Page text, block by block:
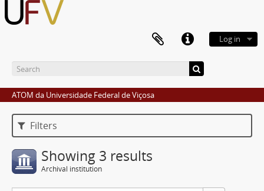
Log in
ATOM da Universidade Federal de Viçosa
Filters
Showing 3 results
Archival institution